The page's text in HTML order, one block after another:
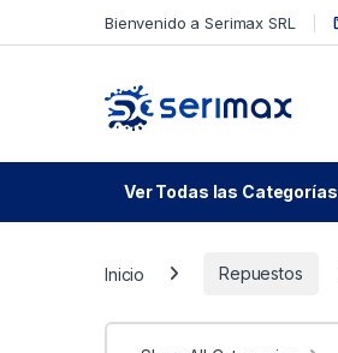
Bienvenido a Serimax SRL
Ver Todas las Categorías
Inicio Repuestos